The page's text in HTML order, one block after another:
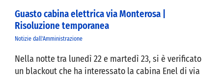
Guasto cabina elettrica via Monterosa |
Risoluzione temporanea
Notizie dall'Amministrazione
Nella notte tra lunedì 22 e martedì 23, si è verificato
un blackout che ha interessato la cabina Enel di via